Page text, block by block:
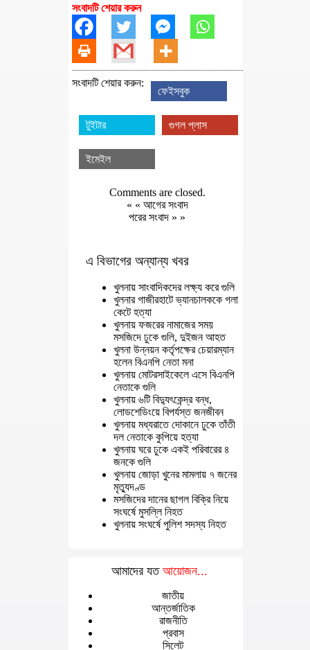
সংবাদটি শেয়ার করুন
সংবাদটি শেয়ার করুন:
ফেইসবুক
টুইটার গুগল প্লাস
ইমেইল
Comments are closed.
« « আগের সংবাদ
পরের সংবাদ » »
এ বিভাগের অন্যান্য খবর
খুলনায় সাংবাদিকদের লক্ষ্য করে গুলি
খুলনার গাজীরহাটে ভ্যানচালককে গলা
কেটে হত্যা
খুলনায় ফজরের নামাজের সময়
মসজিদে ঢুকে গুলি, দুইজন আহত
খুলনা উন্নয়ন কর্তৃপক্ষের চেয়ারম্যান
হলেন বিএনপি নেতা মনা
খুলনায় মোটরসাইকেলে এসে বিএনপি
নেতাকে গুলি
খুলনায় ৬টি বিদ্যুৎকেন্দ্র বন্ধ,
লোডশেডিংয়ে বিপর্যস্ত জনজীবন
খুলনায় মধ্যরাতে দোকানে ঢুকে তাঁতী
দল নেতাকে কুপিয়ে হত্যা
খুলনায় ঘরে ঢুকে একই পরিবারের ৪
জনকে গুলি
খুলনায় জোড়া খুনের মামলায় ৭ জনের
মৃত্যুদণ্ড
মসজিদের দানের ছাগল বিক্রি নিয়ে
সংঘর্ষে মুসল্লি নিহত
খুলনায় সংঘর্ষে পুলিশ সদস্য নিহত
আমাদের যত আয়োজন...
জাতীয়
আন্তর্জাতিক
রাজনীতি
প্রবাস
সিলেট